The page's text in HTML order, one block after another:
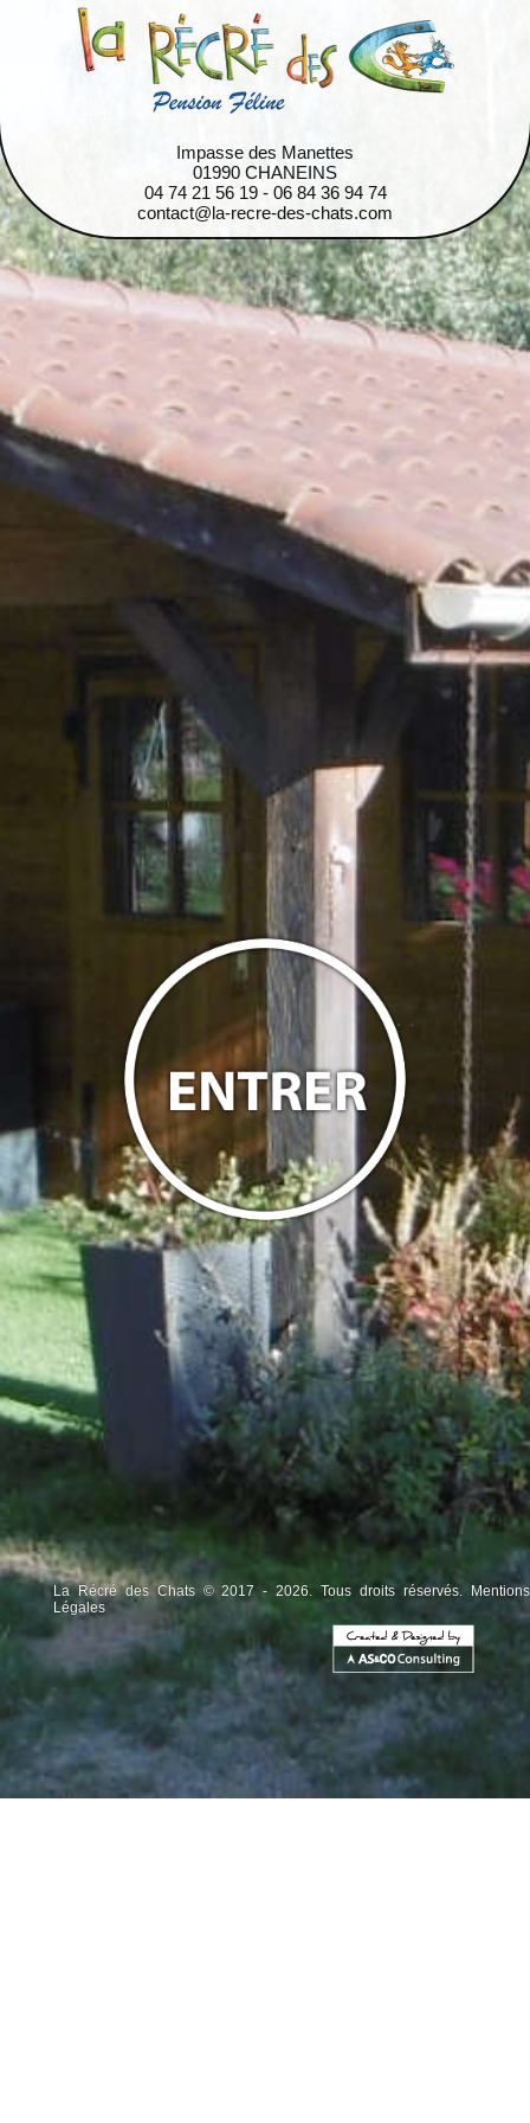
Impasse des Manettes
01990 CHANEINS
04 74 21 56 19 - 06 84 36 94 74
contact@la-recre-des-chats.com
La Récré des Chats © 2017 - 2026. Tous droits réservés. Mentions
Légales